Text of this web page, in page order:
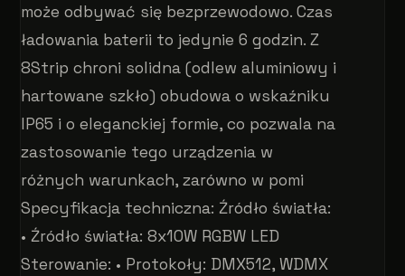
może odbywać się bezprzewodowo. Czas
ładowania baterii to jedynie 6 godzin. Z
8Strip chroni solidna (odlew aluminiowy i
hartowane szkło) obudowa o wskaźniku
IP65 i o eleganckiej formie, co pozwala na
zastosowanie tego urządzenia w
różnych warunkach, zarówno w pomi
Specyfikacja techniczna: Źródło światła:
• Źródło światła: 8x10W RGBW LED
Sterowanie: • Protokoły: DMX512, WDMX